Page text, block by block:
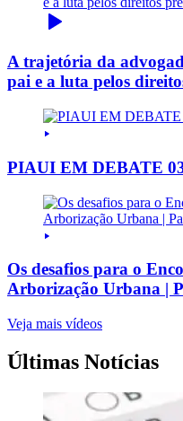
A trajetória da
pai e a luta pelos
PIAUI EM DEBATE
Os desafios para o
Arborização Urbana |
Veja mais vídeos
Últimas Notícias